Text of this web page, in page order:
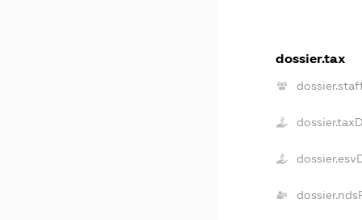
dossier.tax